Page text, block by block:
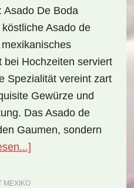
Asado De Boda
Asado de
bei Hochzeiten serviert
Spezialität vereint zart
Gewürze und
Das Asado de
Gaumen, sondern
ÜberNationalgericht
Asado
MEXIKO